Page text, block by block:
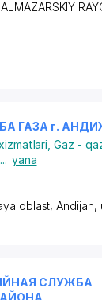
ALMAZARSKIY
ГАЗА г.
,Gaz -
... yana
oblast, Andijan,
СЛУЖБА